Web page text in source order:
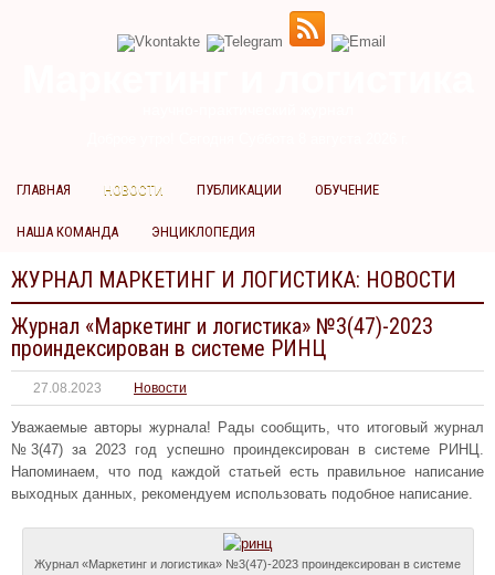
ГЛАВНАЯ НОВОСТИ ПУБЛИКАЦИИ ОБУЧЕНИЕ
НАША КОМАНДА ЭНЦИКЛОПЕДИЯ
ЖУРНАЛ МАРКЕТИНГ И ЛОГИСТИКА: НОВОСТИ
Журнал «Маркетинг и логистика» №3(47)-2023
проиндексирован в системе РИНЦ
27.08.2023 Новости
Уважаемые авторы журнала! Рады сообщить, что итоговый журнал
№3(47) за 2023 год успешно проиндексирован в системе РИНЦ.
Напоминаем, что под каждой статьей есть правильное написание
выходных данных, рекомендуем использовать подобное написание.
Журнал «Маркетинг и логистика» №3(47)-2023 проиндексирован в системе